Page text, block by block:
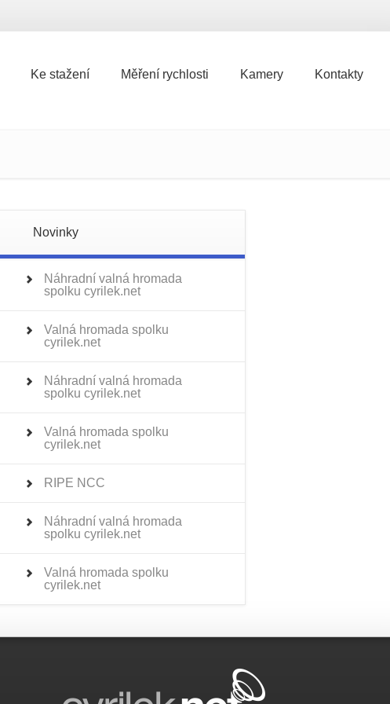
Ke stažení Měření rychlosti Kamery Kontakty
Novinky
Náhradní valná hromada
spolku cyrilek.net
Valná hromada spolku
cyrilek.net
Náhradní valná hromada
spolku cyrilek.net
Valná hromada spolku
cyrilek.net
RIPE NCC
Náhradní valná hromada
spolku cyrilek.net
Valná hromada spolku
cyrilek.net